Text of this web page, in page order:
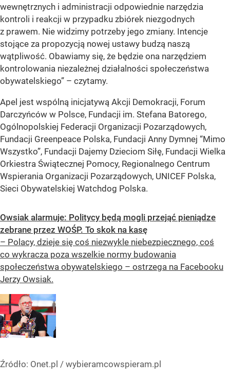
wewnętrznych i administracji odpowiednie narzędzia
kontroli i reakcji w przypadku zbiórek niezgodnych
z prawem. Nie widzimy potrzeby jego zmiany. Intencje
stojące za propozycją nowej ustawy budzą naszą
wątpliwość. Obawiamy się, że będzie ona narzędziem
kontrolowania niezależnej działalności społeczeństwa
obywatelskiego” – czytamy.
Apel jest wspólną inicjatywą Akcji Demokracji, Forum
Darczyńców w Polsce, Fundacji im. Stefana Batorego,
Ogólnopolskiej Federacji Organizacji Pozarządowych,
Fundacji Greenpeace Polska, Fundacji Anny Dymnej “Mimo
Wszystko”, Fundacji Dajemy Dzieciom Siłę, Fundacji Wielka
Orkiestra Świątecznej Pomocy, Regionalnego Centrum
Wspierania Organizacji Pozarządowych, UNICEF Polska,
Sieci Obywatelskiej Watchdog Polska.
Owsiak alarmuje: Politycy będą mogli przejąć pieniądze
zebrane przez WOŚP. To skok na kasę
– Polacy, dzieje się coś niezwykle niebezpiecznego, coś
co wykracza poza wszelkie normy budowania
społeczeństwa obywatelskiego – ostrzega na Facebooku
Jerzy Owsiak.
Źródło: Onet.pl / wybieramcowspieram.pl